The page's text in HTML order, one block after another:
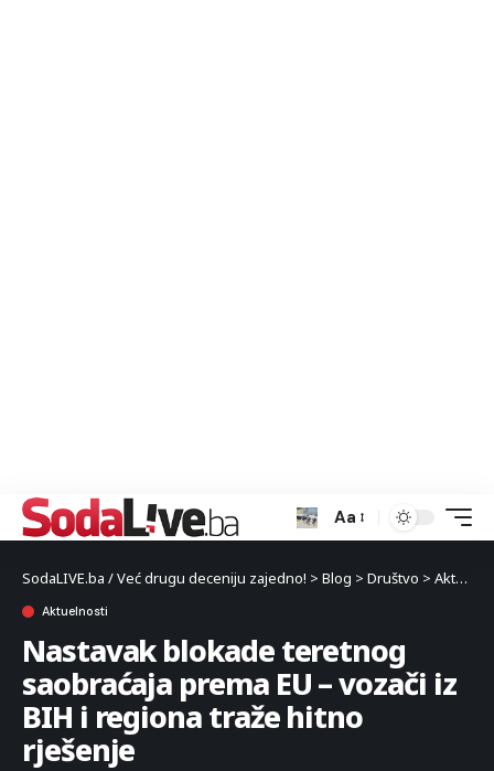
Aa
SodaLIVE.ba / Već drugu deceniju zajedno! > Blog > Društvo > Aktuelnosti
Aktuelnosti
Nastavak blokade teretnog
saobraćaja prema EU – vozači iz
BIH i regiona traže hitno
rješenje